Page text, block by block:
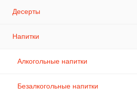
Десерты
Напитки
Алкогольные напитки
Безалкогольные напитки